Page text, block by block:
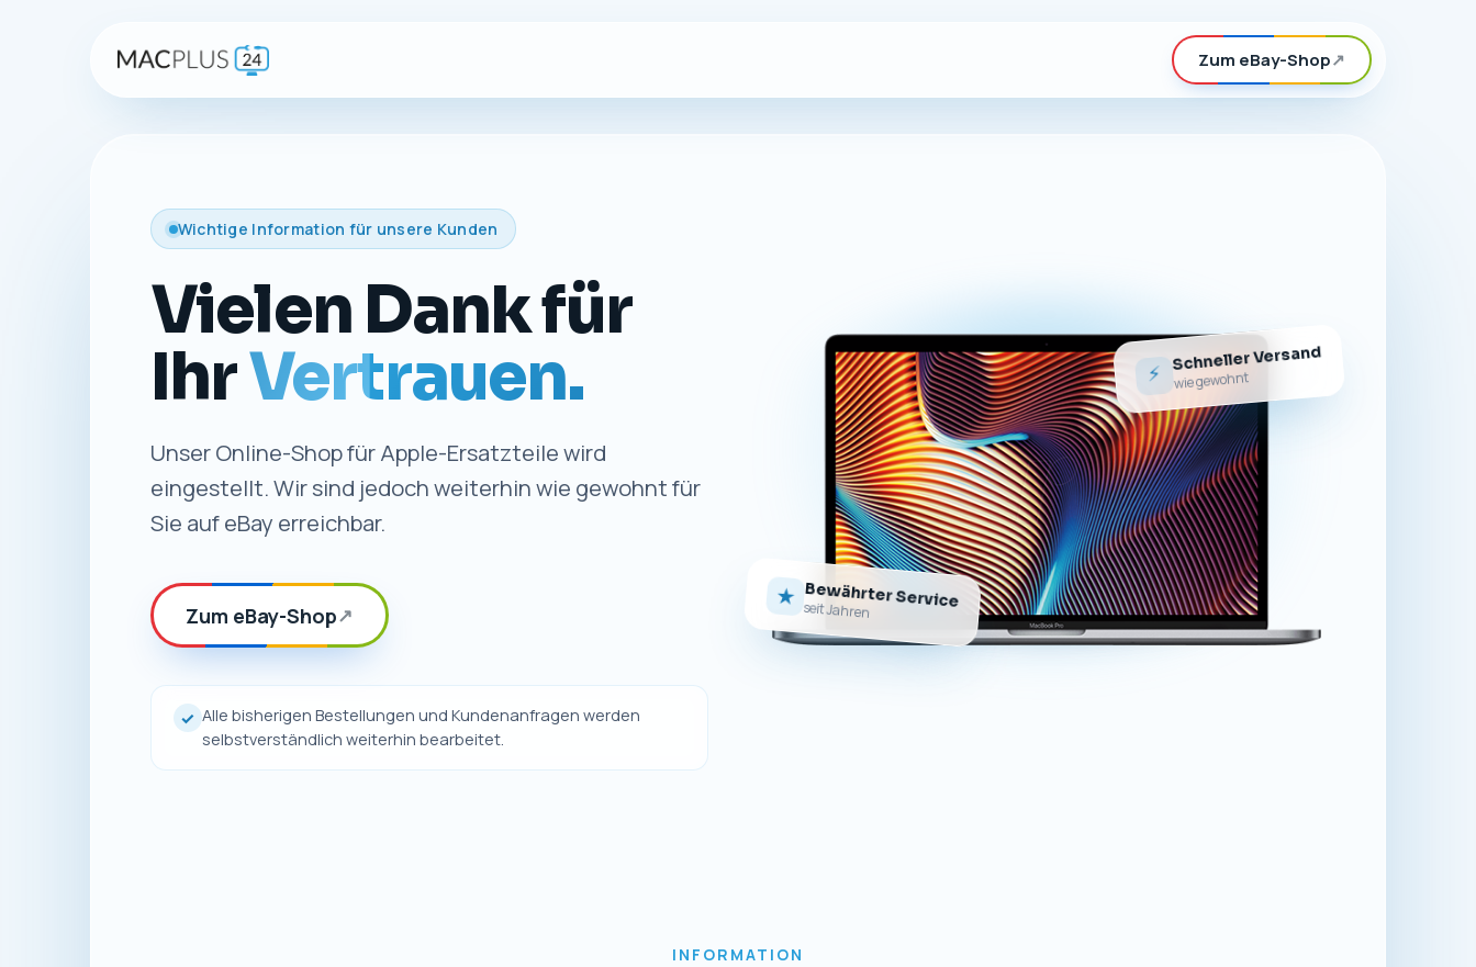
Zum eBay-Shop↗
Wichtige Information für unsere Kunden
Vielen Dank für
IhrVertrauen.
Unser Online-Shop für Apple-Ersatzteile wird
eingestellt. Wir sind jedoch weiterhin wie gewohnt für
Sie auf eBay erreichbar.
Zum eBay-Shop↗
✓ Alle bisherigen Bestellungen und Kundenanfragen werden
selbstverständlich weiterhin bearbeitet.
⚡ Schneller Versand
wie gewohnt
★ Bewährter Service
seit Jahren
INFORMATION